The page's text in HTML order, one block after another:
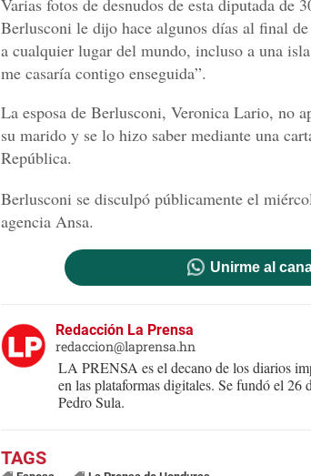
Varias fotos de desnudos de esta diputada de
Berlusconi le dijo hace algunos días al final
a cualquier lugar del mundo, incluso a una
me casaría contigo enseguida”.
La esposa de Berlusconi, Veronica Lario, no
su marido y se lo hizo saber mediante una
República.
Berlusconi se disculpó públicamente el
agencia Ansa.
Unirme al
Redacción La Prensa
redaccion@laprensa.hn
LA PRENSA es el decano de los diarios
en las plataformas digitales. Se fundó el 26
Pedro Sula.